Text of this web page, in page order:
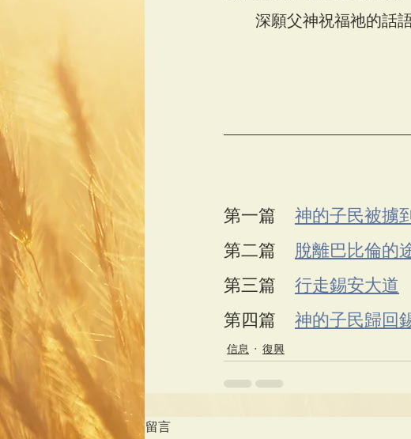
深願父神祝福祂的話
第一篇 神的子民被擄
第二篇 脫離巴比倫的
第三篇 行走錫安大道
第四篇 神的子民歸回
信息 復興
留言